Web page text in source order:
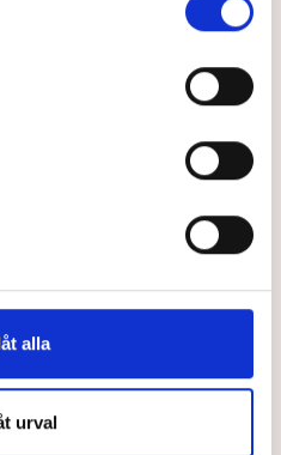
alla
urval
Jobba hos oss
Vad är läsnycklar?
Våra köpvillkor